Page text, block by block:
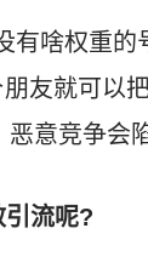
有啥权重
友就可以
意竞争会
引流呢?